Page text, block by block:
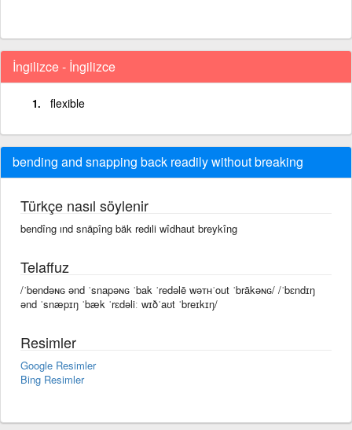
İngilizce - İngilizce
flexible
bending and snapping back readily without breaking
Türkçe nasıl söylenir
bendîng ınd snäpîng bäk redıli wîdhaut breykîng
Telaffuz
/ˈbendəɴɢ ənd ˈsnapəɴɢ ˈbak ˈredəlē wəᴛʜˈout ˈbrākəɴɢ/ /ˈbɛndɪŋ
ənd ˈsnæpɪŋ ˈbæk ˈrɛdəliː wɪðˈaʊt ˈbreɪkɪŋ/
Resimler
Google Resimler
Bing Resimler